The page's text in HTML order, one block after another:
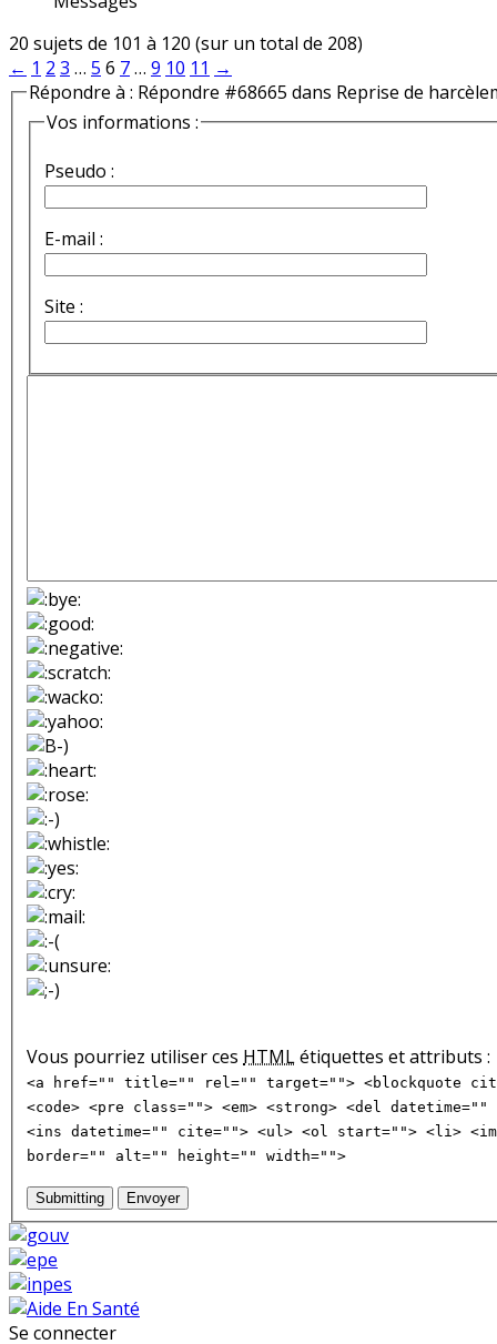
20 sujets de 101 à 120 (sur un total de 208)
← 1 2 3 … 5 6 7… 9 10 11 →
Répondre à : Répondre #68665 dans Reprise de
Vos informations :
Pseudo :
E-mail :
Site :
Vous pourriez utiliser ces HTMLétiquettes et attributs :
<a href="" title="" rel="" target=""> <blockquote
<code> <pre class=""> <em> <strong> <del
<ins datetime="" cite=""> <ul> <ol start=""> <li>
border="" alt="" height="" width="">
Submitting Envoyer
Se connecter